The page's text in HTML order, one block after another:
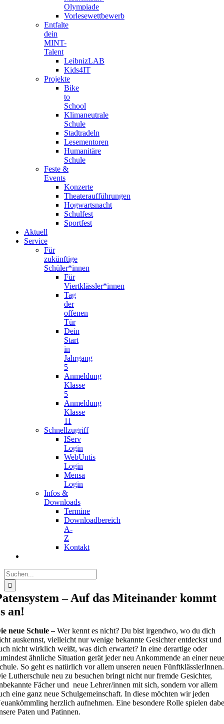
Olympiade
Vorlesewettbewerb
Entfalte
dein
MINT-
Talent
LeibnizLAB
Kids4IT
Projekte
Bike
to
School
Klimaneutrale
Schule
Stadtradeln
Lesementoren
Humanitäre
Schule
Feste &
Events
Konzerte
Theateraufführungen
Hogwartsnacht
Schulfest
Sportfest
Aktuell
Service
Für
zukünftige
Schüler*innen
Für
Viertklässler*innen
Tag
der
offenen
Tür
Dein
Start
in
Jahrgang
5
Anmeldung
Klasse
5
Anmeldung
Klasse
11
Schnellzugriff
IServ
Login
WebUntis
Login
Mensa
Login
Infos &
Downloads
Termine
Downloadbereich
A-
Z
Kontakt
Suche
nach:
– Auf das Miteinander kommt
an!
neue Schule –Wer kennt es nicht? Du bist irgendwo, wo du dich
auskennst, vielleicht nur wenige bekannte Gesichter entdeckst und
nicht wirklich weißt, was dich erwartet? In eine derartige oder
ähnliche Situation gerät jeder neu Ankommende an einer
So geht es natürlich vor allem unseren neuen FünftklässlerInnen.
Lutherschule neu zu besuchen bringt nicht nur fremde Gesichter,
Fächer und neue Lehrer/innen mit sich, sondern vor allem
eine ganz neue Schulgemeinschaft. In diese möchten wir jeden
herzlich aufnehmen. Eine besondere Rolle spielen
Paten und Patinnen.